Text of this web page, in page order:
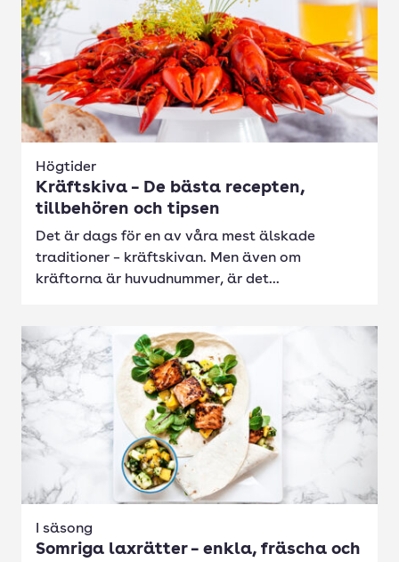
Högtider
Kräftskiva – De bästa recepten,
tillbehören och tipsen
Det är dags för en av våra mest älskade
traditioner – kräftskivan. Men även om
kräftorna är huvudnummer, är det...
I säsong
Somriga laxrätter – enkla, fräscha och